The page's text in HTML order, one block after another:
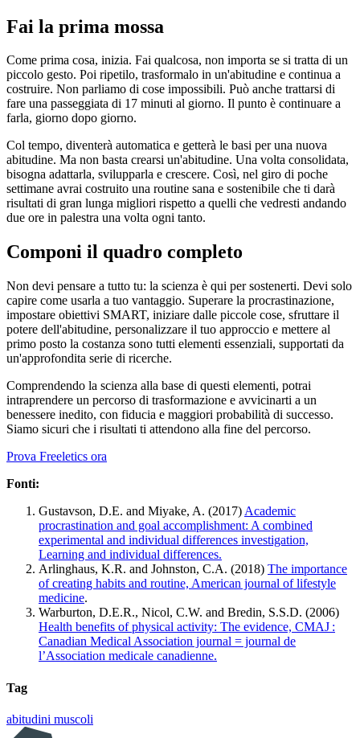
Fai la prima mossa
Come prima cosa, inizia. Fai qualcosa, non importa se si tratta di un
piccolo gesto. Poi ripetilo, trasformalo in un'abitudine e continua a
costruire. Non parliamo di cose impossibili. Può anche trattarsi di
fare una passeggiata di 17 minuti al giorno. Il punto è continuare a
farla, giorno dopo giorno.
Col tempo, diventerà automatica e getterà le basi per una nuova
abitudine. Ma non basta crearsi un'abitudine. Una volta consolidata,
bisogna adattarla, svilupparla e crescere. Così, nel giro di poche
settimane avrai costruito una routine sana e sostenibile che ti darà
risultati di gran lunga migliori rispetto a quelli che vedresti andando
due ore in palestra una volta ogni tanto.
Componi il quadro completo
Non devi pensare a tutto tu: la scienza è qui per sostenerti. Devi solo
capire come usarla a tuo vantaggio. Superare la procrastinazione,
impostare obiettivi SMART, iniziare dalle piccole cose, sfruttare il
potere dell'abitudine, personalizzare il tuo approccio e mettere al
primo posto la costanza sono tutti elementi essenziali, supportati da
un'approfondita serie di ricerche.
Comprendendo la scienza alla base di questi elementi, potrai
intraprendere un percorso di trasformazione e avvicinarti a un
benessere inedito, con fiducia e maggiori probabilità di successo.
Siamo sicuri che i risultati ti attendono alla fine del percorso.
Prova Freeletics ora
Fonti:
Gustavson, D.E. and Miyake, A. (2017) Academic
procrastination and goal accomplishment: A combined
experimental and individual differences investigation,
Learning and individual differences.
Arlinghaus, K.R. and Johnston, C.A. (2018) The importance
of creating habits and routine, American journal of lifestyle
medicine.
Warburton, D.E.R., Nicol, C.W. and Bredin, S.S.D. (2006)
Health benefits of physical activity: The evidence, CMAJ :
Canadian Medical Association journal = journal de
l’Association medicale canadienne.
Tag
abitudini muscoli